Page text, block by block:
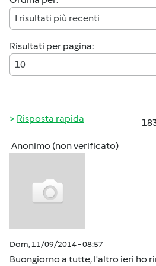
I risultati più recenti
Risultati per pagina:
10
Risposta rapida
Anonimo (non verificato)
Dom, 11/09/2014 - 08:57
Buongiorno a tutte, l'altro ieri ho